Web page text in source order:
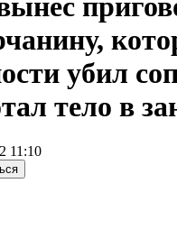
убил
тело в
11:10